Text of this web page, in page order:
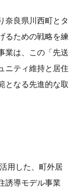
奈良県川西町とタ
るための戦略を練
業は、この「先送
ニティ維持と居住
となる先進的な取
用した、町外居
誘導モデル事業